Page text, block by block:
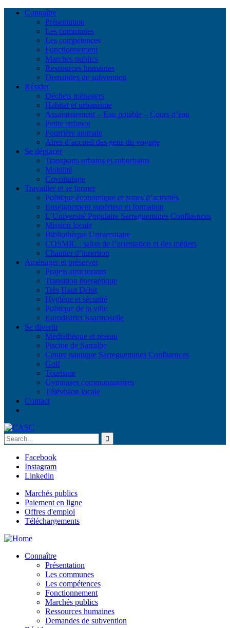
Connaître
Présentation
Les communes
Les compétences
Fonctionnement
Marchés publics
Ressources humaines
Demandes de subvention
Résider
Déchets ménagers
Habitat et urbanisme
Assainissement – Eau potable – Cours d’eau
Petite enfance
Fourrière animale
Aires d’accueil des gens du voyage
Se déplacer
Transports urbains et suburbains
Mobilité
Covoiturage
Travailler et se former
Politique économique et zones d’activités
Enseignement supérieur et formation
L’Université Populaire Sarreguemines Confluences
Mission locale
Bibliothèque Universitaire
COSMIC : salon de l’orientation et des métiers
Chantier d’insertion
Aménager et préserver
Projets structurants
Transition énergétique
Très Haut Débit
Hygiène et sécurité
Politique de la ville
Eurodistrict Saarmoselle
Se divertir
Médiathèque et réseau
Piscine de Sarralbe
Centre nautique Sarreguemines Confluences
Golf
Tourisme
Gymnases communautaires
Télévision locale
Contact
Facebook
Instagram
Linkedin
Marchés publics
Paiement en ligne
Offres d'emploi
Téléchargements
Connaître
Présentation
Les communes
Les compétences
Fonctionnement
Marchés publics
Ressources humaines
Demandes de subvention